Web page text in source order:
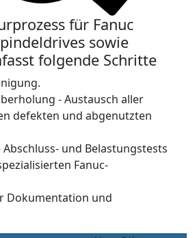
für Fanuc
sowie
folgende Schritte
- Austausch aller
defekten und abgenutzten
und Belastungstests
Fanuc-
Dokumentation und